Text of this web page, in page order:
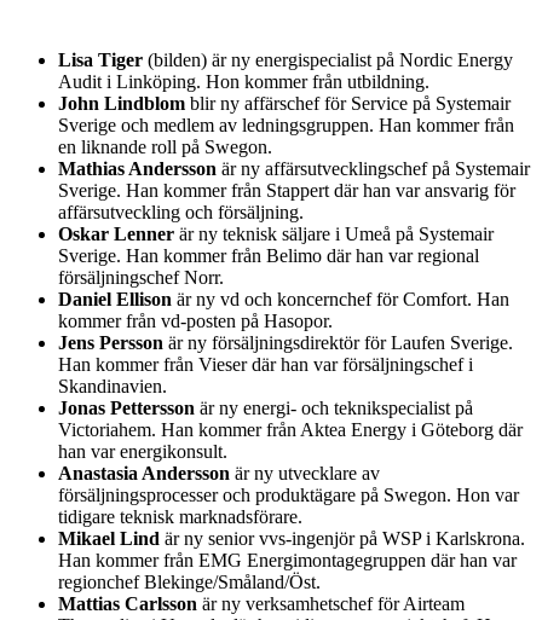
Lisa Tiger (bilden) är ny energispecialist på Nordic Energy
Audit i Linköping. Hon kommer från utbildning.
John Lindblom blir ny affärschef för Service på Systemair
Sverige och medlem av ledningsgruppen. Han kommer från
en liknande roll på Swegon.
Mathias Andersson är ny affärsutvecklingschef på Systemair
Sverige. Han kommer från Stappert där han var ansvarig för
affärsutveckling och försäljning.
Oskar Lenner är ny teknisk säljare i Umeå på Systemair
Sverige. Han kommer från Belimo där han var regional
försäljningschef Norr.
Daniel Ellison är ny vd och koncernchef för Comfort. Han
kommer från vd-posten på Hasopor.
Jens Persson är ny försäljningsdirektör för Laufen Sverige.
Han kommer från Vieser där han var försäljningschef i
Skandinavien.
Jonas Pettersson är ny energi- och teknikspecialist på
Victoriahem. Han kommer från Aktea Energy i Göteborg där
han var energikonsult.
Anastasia Andersson är ny utvecklare av
försäljningsprocesser och produktägare på Swegon. Hon var
tidigare teknisk marknadsförare.
Mikael Lind är ny senior vvs-ingenjör på WSP i Karlskrona.
Han kommer från EMG Energimontagegruppen där han var
regionchef Blekinge/Småland/Öst.
Mattias Carlsson är ny verksamhetschef för Airteam